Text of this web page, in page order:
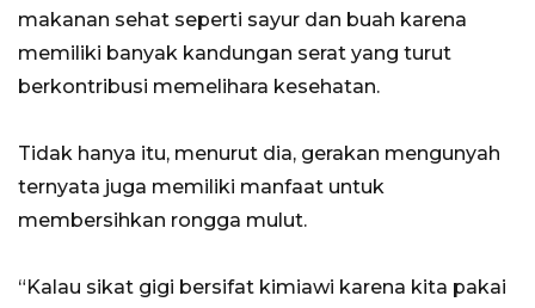
makanan sehat seperti sayur dan buah karena
memiliki banyak kandungan serat yang turut
berkontribusi memelihara kesehatan.
Tidak hanya itu, menurut dia, gerakan mengunyah
ternyata juga memiliki manfaat untuk
membersihkan rongga mulut.
“Kalau sikat gigi bersifat kimiawi karena kita pakai